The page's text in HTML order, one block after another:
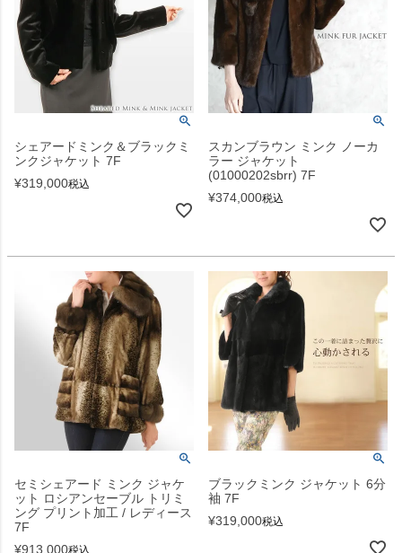
シェアードミンク＆ブラックミ
ンクジャケット 7F
¥319,000税込
スカンブラウン ミンク ノーカ
ラー ジャケット
(01000202sbrr) 7F
¥374,000税込
セミシェアード ミンク ジャケ
ット ロシアンセーブル トリミ
ング プリント加工 / レディース
7F
¥913,000税込
ブラックミンク ジャケット 6分
袖 7F
¥319,000税込